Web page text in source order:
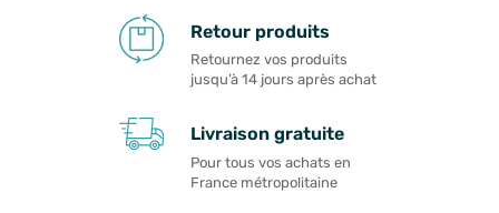
Retour produits
Retournez vos produits
jusqu’à 14 jours après achat
Livraison gratuite
Pour tous vos achats en
France métropolitaine